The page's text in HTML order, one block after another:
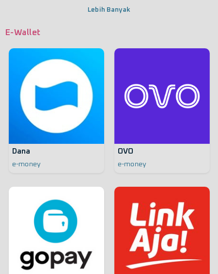
Lebih Banyak
E-Wallet
Dana
e-money
OVO
e-money